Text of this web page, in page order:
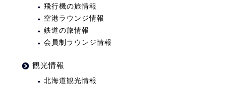
飛行機の旅情報
空港ラウンジ情報
鉄道の旅情報
会員制ラウンジ情報
観光情報
北海道観光情報